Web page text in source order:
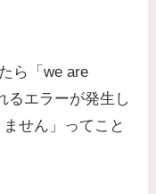
ら「we are
るエラーが発生し
せん」ってこと